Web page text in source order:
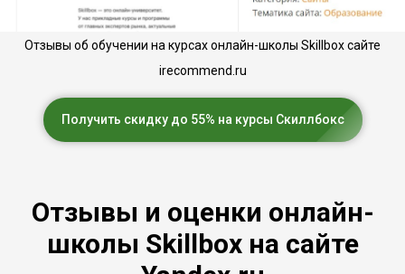
Отзывы об обучении на курсах онлайн-школы Skillbox сайте
irecommend.ru
Получить скидку до 55% на курсы Скиллбокс
Отзывы и оценки онлайн-
школы Skillbox на сайте